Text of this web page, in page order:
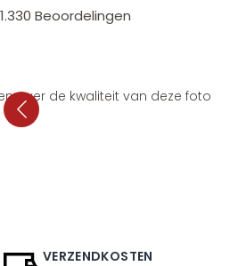
1.330 Beoordelingen
over de kwaliteit van deze foto
VERZENDKOSTEN